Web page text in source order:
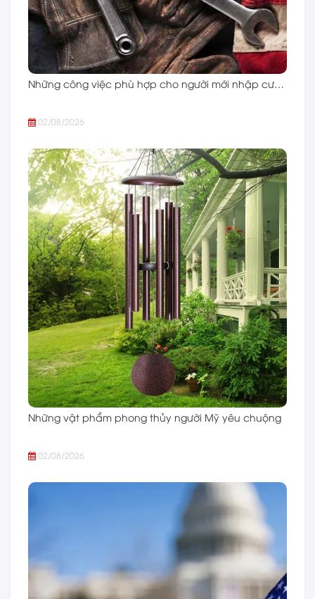
Những công việc phù hợp cho người mới nhập cư…
02/08/2026
Những vật phẩm phong thủy người Mỹ yêu chuộng
02/08/2026